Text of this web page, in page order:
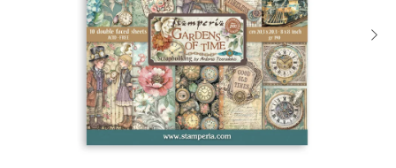
Kontakty Moje objednávka
Oblíbené ♥️
Hodnocení obchodu
Obchodní podmínky
Podmínky ochrany osobních údajů
Ověřování recenzí